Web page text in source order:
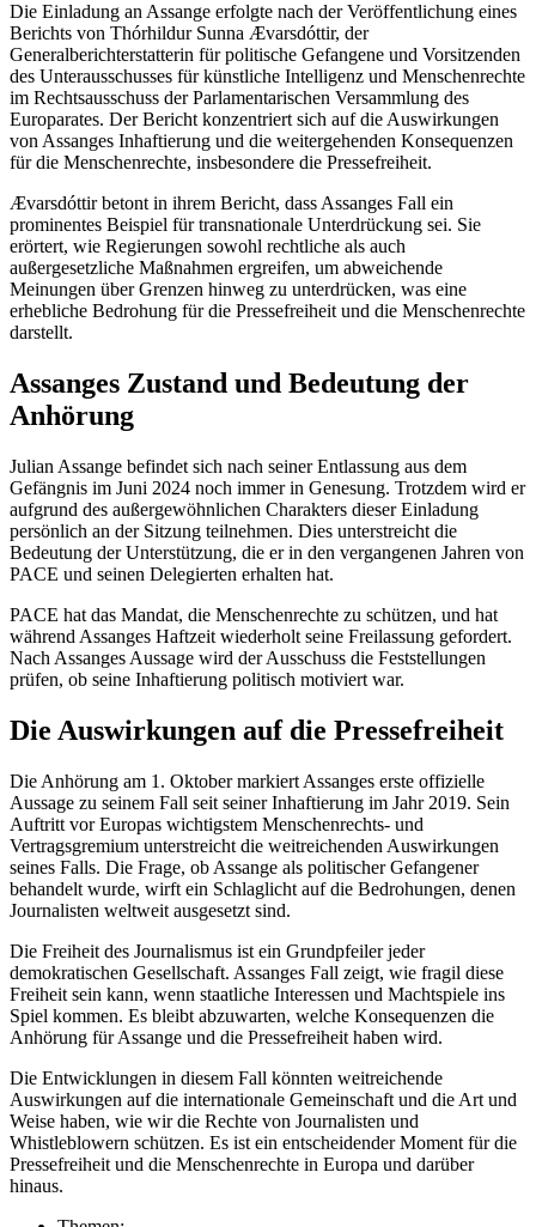
Die Einladung an Assange erfolgte nach der Veröffentlichung eines
Berichts von Thórhildur Sunna Ævarsdóttir, der
Generalberichterstatterin für politische Gefangene und Vorsitzenden
des Unterausschusses für künstliche Intelligenz und Menschenrechte
im Rechtsausschuss der Parlamentarischen Versammlung des
Europarates. Der Bericht konzentriert sich auf die Auswirkungen
von Assanges Inhaftierung und die weitergehenden Konsequenzen
für die Menschenrechte, insbesondere die Pressefreiheit.
Ævarsdóttir betont in ihrem Bericht, dass Assanges Fall ein
prominentes Beispiel für transnationale Unterdrückung sei. Sie
erörtert, wie Regierungen sowohl rechtliche als auch
außergesetzliche Maßnahmen ergreifen, um abweichende
Meinungen über Grenzen hinweg zu unterdrücken, was eine
erhebliche Bedrohung für die Pressefreiheit und die Menschenrechte
darstellt.
Assanges Zustand und Bedeutung der
Anhörung
Julian Assange befindet sich nach seiner Entlassung aus dem
Gefängnis im Juni 2024 noch immer in Genesung. Trotzdem wird er
aufgrund des außergewöhnlichen Charakters dieser Einladung
persönlich an der Sitzung teilnehmen. Dies unterstreicht die
Bedeutung der Unterstützung, die er in den vergangenen Jahren von
PACE und seinen Delegierten erhalten hat.
PACE hat das Mandat, die Menschenrechte zu schützen, und hat
während Assanges Haftzeit wiederholt seine Freilassung gefordert.
Nach Assanges Aussage wird der Ausschuss die Feststellungen
prüfen, ob seine Inhaftierung politisch motiviert war.
Die Auswirkungen auf die Pressefreiheit
Die Anhörung am 1. Oktober markiert Assanges erste offizielle
Aussage zu seinem Fall seit seiner Inhaftierung im Jahr 2019. Sein
Auftritt vor Europas wichtigstem Menschenrechts- und
Vertragsgremium unterstreicht die weitreichenden Auswirkungen
seines Falls. Die Frage, ob Assange als politischer Gefangener
behandelt wurde, wirft ein Schlaglicht auf die Bedrohungen, denen
Journalisten weltweit ausgesetzt sind.
Die Freiheit des Journalismus ist ein Grundpfeiler jeder
demokratischen Gesellschaft. Assanges Fall zeigt, wie fragil diese
Freiheit sein kann, wenn staatliche Interessen und Machtspiele ins
Spiel kommen. Es bleibt abzuwarten, welche Konsequenzen die
Anhörung für Assange und die Pressefreiheit haben wird.
Die Entwicklungen in diesem Fall könnten weitreichende
Auswirkungen auf die internationale Gemeinschaft und die Art und
Weise haben, wie wir die Rechte von Journalisten und
Whistleblowern schützen. Es ist ein entscheidender Moment für die
Pressefreiheit und die Menschenrechte in Europa und darüber
hinaus.